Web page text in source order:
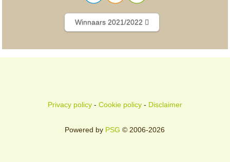
Winnaars 2021/2022
Privacy policy- Cookie policy- Disclaimer
Powered by PSG © 2006-2026